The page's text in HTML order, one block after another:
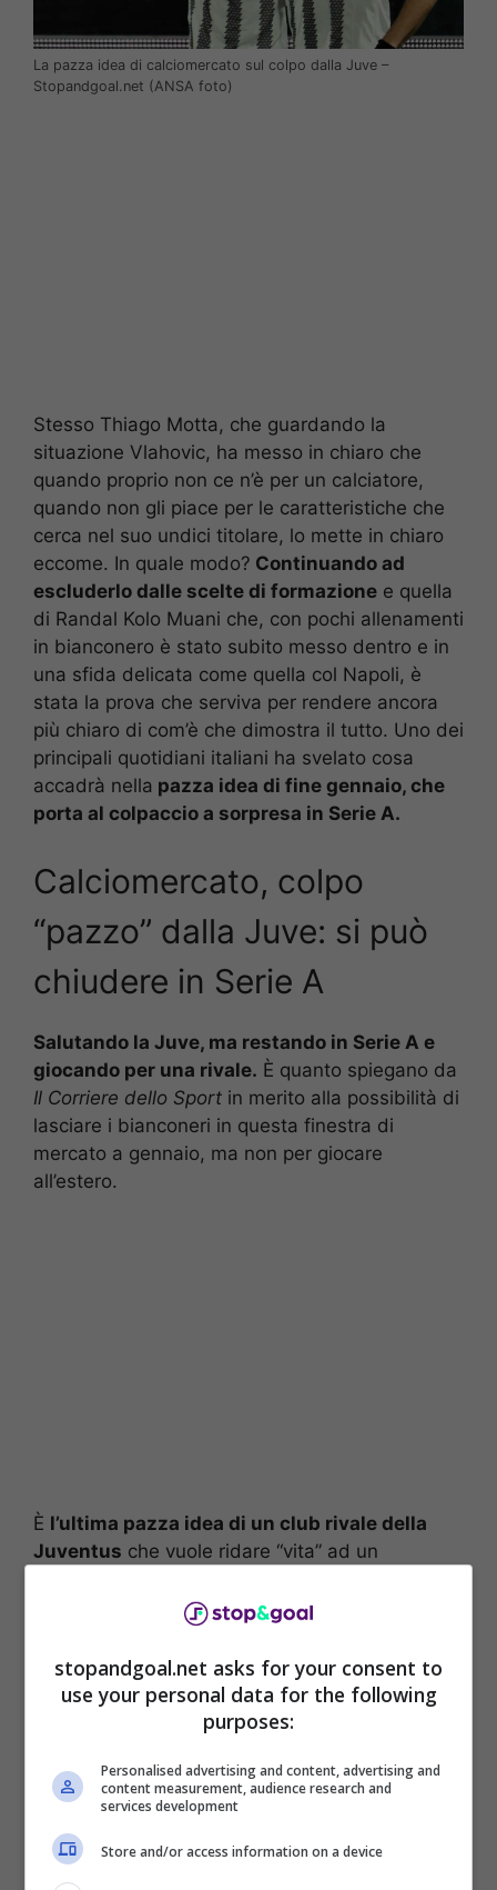
La pazza idea di calciomercato sul colpo dalla Juve –
Stopandgoal.net (ANSA foto)
Stesso Thiago Motta, che guardando la
situazione Vlahovic, ha messo in chiaro che
quando proprio non ce n’è per un calciatore,
quando non gli piace per le caratteristiche che
cerca nel suo undici titolare, lo mette in chiaro
eccome. In quale modo? Continuando ad
escluderlo dalle scelte di formazione e quella
di Randal Kolo Muani che, con pochi allenamenti
in bianconero è stato subito messo dentro e in
una sfida delicata come quella col Napoli, è
stata la prova che serviva per rendere ancora
più chiaro di com’è che dimostra il tutto. Uno dei
principali quotidiani italiani ha svelato cosa
accadrà nella pazza idea di fine gennaio, che
porta al colpaccio a sorpresa in Serie A.
Calciomercato, colpo
“pazzo” dalla Juve: si può
chiudere in Serie A
Salutando la Juve, ma restando in Serie A e
giocando per una rivale. È quanto spiegano da
Il Corriere dello Sport in merito alla possibilità di
lasciare i bianconeri in questa finestra di
mercato a gennaio, ma non per giocare
all’estero.
È l’ultima pazza idea di un club rivale della
Juventus che vuole ridare “vita” ad un
quanto di buono aveva fatto vedere, soltanto a
riguardi, ecco che è pronto a ripartire.
Juventus, lontano da quella che
Nicolò Fagioli, calciatore sul quale si può
chiudere il colpo a sorpresa in questo finale di
gennaio, cambiando tutte le sorti della Serie
A, per un club in particolare.
stopandgoal.net asks for your consent to
use your personal data for the following
purposes:
Personalised advertising and content, advertising and
content measurement, audience research and
services development
Store and/or access information on a device